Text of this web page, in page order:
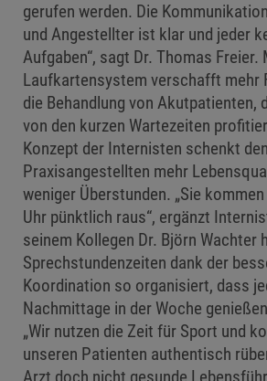
gerufen werden. Die
und Angestellter ist klar und jeder
Aufgaben“, sagt Dr. Thomas Freier.
Laufkartensystem verschafft mehr
die Behandlung von Akutpatienten,
von den kurzen Wartezeiten
Konzept der Internisten schenkt den
Praxisangestellten mehr
weniger Überstunden. „Sie
Uhr pünktlich raus“, ergänzt
seinem Kollegen Dr. Björn Wachter
Sprechstundenzeiten dank der
Koordination so organisiert, dass
Nachmittage in der Woche
„Wir nutzen die Zeit für Sport und
unseren Patienten authentisch